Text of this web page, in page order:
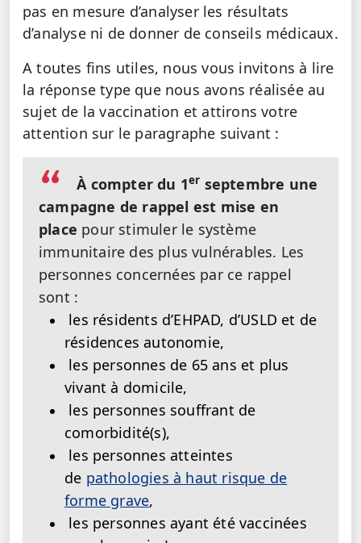
pas en mesure d’analyser les résultats
d’analyse ni de donner de conseils médicaux.
A toutes fins utiles, nous vous invitons à lire
la réponse type que nous avons réalisée au
sujet de la vaccination et attirons votre
attention sur le paragraphe suivant :
À compter du 1er septembre une
campagne de rappel est mise en
place pour stimuler le système
immunitaire des plus vulnérables. Les
personnes concernées par ce rappel
sont :
les résidents d’EHPAD, d’USLD et de
résidences autonomie,
les personnes de 65 ans et plus
vivant à domicile,
les personnes souffrant de
comorbidité(s),
les personnes atteintes
de pathologies à haut risque de
forme grave,
les personnes ayant été vaccinées